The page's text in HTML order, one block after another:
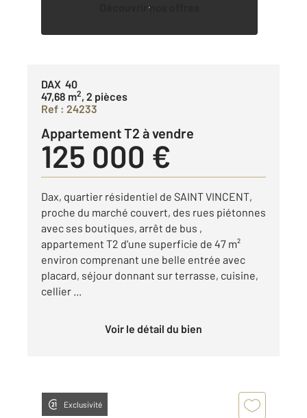
Découvrir nos offres
DAX 40
47,68 m2, 2 pièces
Ref : 24233
Appartement T2 à vendre
125 000 €
Dax, quartier résidentiel de SAINT VINCENT,
proche du marché couvert, des rues piétonnes
avec ses boutiques, arrêt de bus ,
appartement T2 d'une superficie de 47 m²
environ comprenant une belle entrée avec
placard, séjour donnant sur terrasse, cuisine,
cellier ...
Voir le détail du bien
Exclusivité